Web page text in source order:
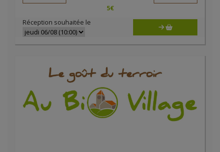
5€
Réception souhaitée le